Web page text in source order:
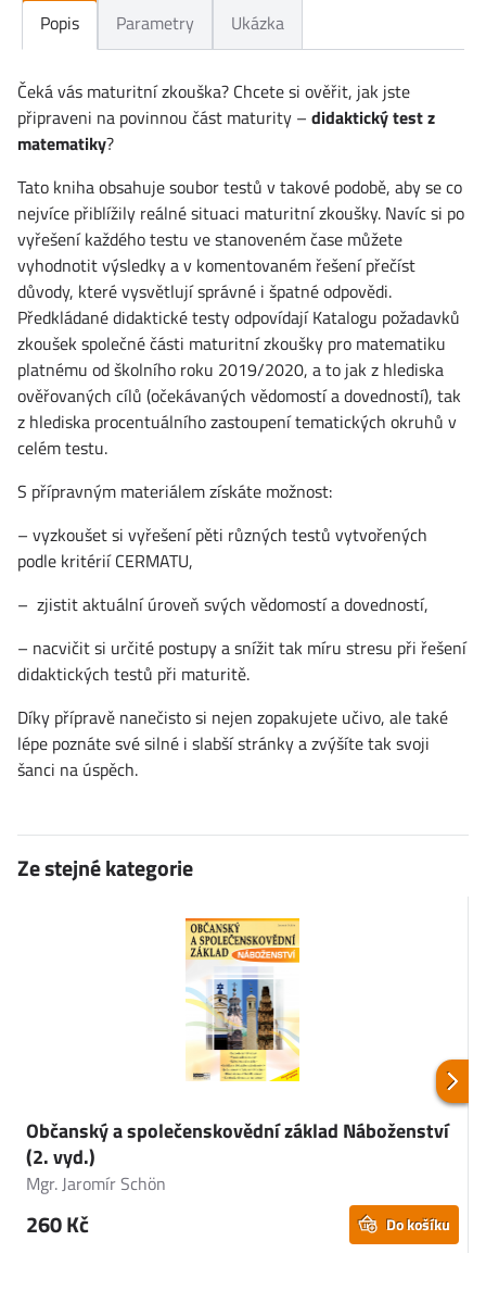
Popis Parametry Ukázka
Čeká vás maturitní zkouška? Chcete si ověřit, jak jste
připraveni na povinnou část maturity – didaktický test z
matematiky?
Tato kniha obsahuje soubor testů v takové podobě, aby se co
nejvíce přiblížily reálné situaci maturitní zkoušky. Navíc si po
vyřešení každého testu ve stanoveném čase můžete
vyhodnotit výsledky a v komentovaném řešení přečíst
důvody, které vysvětlují správné i špatné odpovědi.
Předkládané didaktické testy odpovídají Katalogu požadavků
zkoušek společné části maturitní zkoušky pro matematiku
platnému od školního roku 2019/2020, a to jak z hlediska
ověřovaných cílů (očekávaných vědomostí a dovedností), tak
z hlediska procentuálního zastoupení tematických okruhů v
celém testu.
S přípravným materiálem získáte možnost:
– vyzkoušet si vyřešení pěti různých testů vytvořených
podle kritérií CERMATU,
– zjistit aktuální úroveň svých vědomostí a dovedností,
– nacvičit si určité postupy a snížit tak míru stresu při řešení
didaktických testů při maturitě.
Díky přípravě nanečisto si nejen zopakujete učivo, ale také
lépe poznáte své silné i slabší stránky a zvýšíte tak svoji
šanci na úspěch.
Ze stejné kategorie
Občanský a společenskovědní základ Náboženství
(2. vyd.)
Mgr. Jaromír Schön
260 Kč Do košíku